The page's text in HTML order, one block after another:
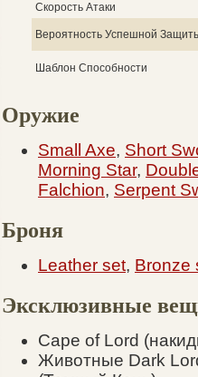
Скорость Атаки
Вероятность Успешной
Шаблон Способности
Оружие
Small Axe, Short
Morning Star,
Falchion, Serpent
Броня
Leather set, Bronze
Эксклюзивные
Cape of Lord
Животные Dark